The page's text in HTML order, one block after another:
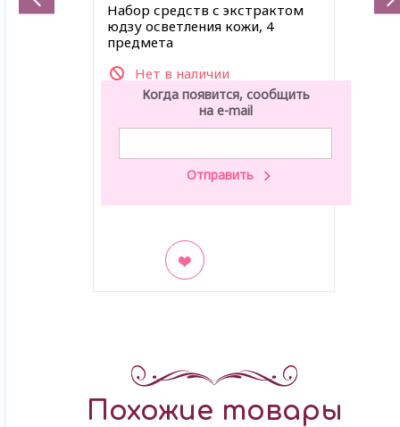
Набор средств с экстрактом
юдзу осветления кожи, 4
предмета
Нет в наличии
Когда появится, сообщить
на e-mail
Похожие товары